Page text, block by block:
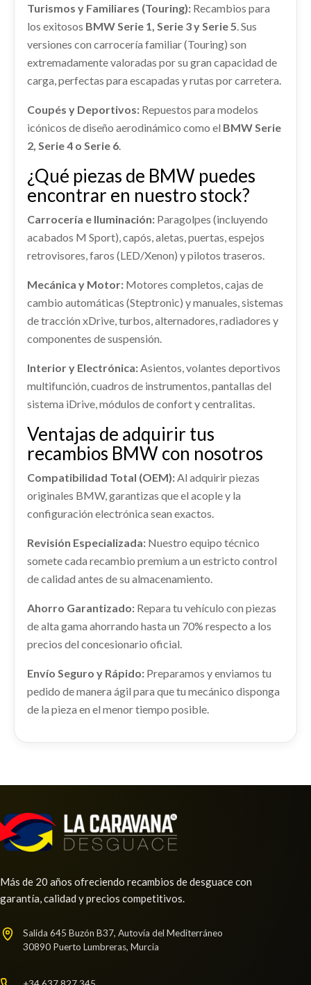
TECHO
TECHO usado.
Consultar
ELEVALUNAS TRASERO DERECHO
ELEVALUNAS TRASERO DERECHO usado.
BMW X3 (E83) 2.0D
Ref: 2371309
Consultar
ELEVALUNAS TRASERO IZQUIERDO usado.
BMW X3 (E83) 2.0D
Ref: 2371310
Consultar
LUNA CUSTODIA TRASERA DERECHA usado.
Consultar
BMW X3 (E83) 2.0D
Consultar
MANGUETA DELANTERA IZQUIERDA
MANGUETA DELANTERA IZQUIERDA usado.
BMW X3 (E83) 2.0D
2371333
Consultar
TRANSMISION DELANTERA DERECHA
BMW X3 (E83) 2.0D
Ref: 2371354
TRANSMISION DELANTERA IZQUIERDA usado.
CENTRALITA MOTOR UCE 0281011564
CENTRALITA MOTOR UCE 0281011564 usado.
BMW X3 (E83) 2.0D
70,62 €
CONMUTADOR DE ARRANQUE
CONMUTADOR DE ARRANQUE usado.
BMW X3 (E83) 2.0D
Ref: 2371303
CUADRO INSTRUMENTOS
GUANTERA
GUANTERA usado.
BMW X3 (E83) 2.0D
Ref: 2371314
Consultar
GUARNECIDO PUERTA DELANTERA
DERECHA
GUARNECIDO PUERTA DELANTERA DERECHA
usado.
BMW X3 (E83) 2.0D
Consultar
IZQUIERDA
GUARNECIDO PUERTA DELANTERA IZQUIERDA
usado.
Ref: 2371316
DESPIECE MOTOR
DESPIECE MOTOR usado.
BMW X3 (E83) 2.0D
Ref: 2371306
Consultar
AMORTIGUADOR DELANTERO
IZQUIERDO
AMORTIGUADOR DELANTERO IZQUIERDO
usado.
BMW X3 (E83) 2.0D
2371286
Consultar
AMORTIGUADOR TRASERO DERECHO
AMORTIGUADOR TRASERO DERECHO usado.
BMW X3 (E83) 2.0D
Consultar
BOMBA FRENO
BOMBA FRENO usado.
Turismos y Familiares (Touring): Recambios para
los exitosos BMW Serie 1, Serie 3 y Serie 5 . Sus
versiones con carrocería familiar (Touring) son
extremadamente valoradas por su gran capacidad de
carga, perfectas para escapadas y rutas por carretera.
Coupés y Deportivos: Repuestos para modelos
icónicos de diseño aerodinámico como el BMW Serie
2, Serie 4 o Serie 6
¿Qué piezas de BMW puedes
encontrar en nuestro stock?
Carrocería e Iluminación: Paragolpes (incluyendo
acabados M Sport), capós, aletas, puertas, espejos
retrovisores, faros (LED/Xenon) y pilotos traseros.
Mecánica y Motor: Motores completos, cajas de
cambio automáticas (Steptronic) y manuales, sistemas
de tracción xDrive, turbos, alternadores, radiadores y
componentes de suspensión.
Interior y Electrónica: Asientos, volantes deportivos
multifunción, cuadros de instrumentos, pantallas del
sistema iDrive, módulos de confort y centralitas.
Ventajas de adquirir tus
recambios BMW con nosotros
Compatibilidad Total (OEM): Al adquirir piezas
originales BMW, garantizas que el acople y la
configuración electrónica sean exactos.
Revisión Especializada: Nuestro equipo técnico
somete cada recambio premium a un estricto control
de calidad antes de su almacenamiento.
Ahorro Garantizado: Repara tu vehículo con piezas
de alta gama ahorrando hasta un 70% respecto a los
precios del concesionario oficial.
Envío Seguro y Rápido: Preparamos y enviamos tu
pedido de manera ágil para que tu mecánico disponga
de la pieza en el menor tiempo posible.
Más de 20 años ofreciendo recambios de desguace con
garantía, calidad y precios competitivos.
Salida 645 Buzón B37, Autovía del Mediterráneo
30890 Puerto Lumbreras, Murcia